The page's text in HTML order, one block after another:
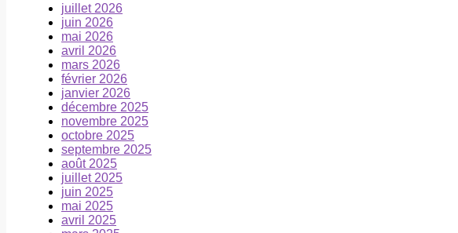
juillet 2026
juin 2026
mai 2026
avril 2026
mars 2026
février 2026
janvier 2026
décembre 2025
novembre 2025
octobre 2025
septembre 2025
août 2025
juillet 2025
juin 2025
mai 2025
avril 2025